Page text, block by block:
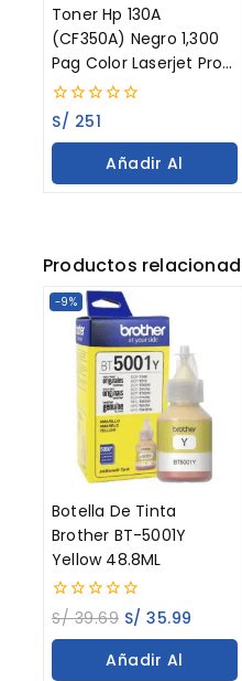
Toner Hp 130A
(CF350A) Negro 1,300
Pag Color Laserjet Pro
MFP M177n
0
out
of
S/ 251
Añadir Al
Productos
-9%
Botella De Tinta
Brother BT-5001Y
Yellow 48.8ML
0
out
of
S/39.69 S/ 35.99
Añadir Al